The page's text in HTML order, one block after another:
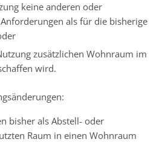
keine anderen oder
als für die bisherige
zusätzlichen Wohnraum im
wird.
bisher als Abstell- oder
Raum in einen Wohnraum